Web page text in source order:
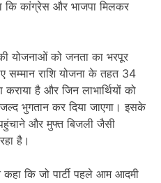
कि कांग्रेस और भाजपा मिलकर
योजनाओं को जनता का भरपूर
सम्मान राशि योजना के तहत 34
है और जिन लाभार्थियों को
भुगतान कर दिया जाएगा। इसके
और मुफ्त बिजली जैसी
है।
कि जो पार्टी पहले आम आदमी